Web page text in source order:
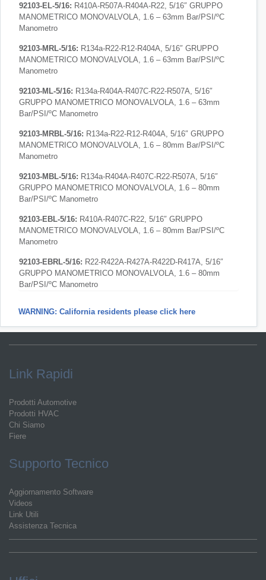
92103-EL-5/16: R410A-R507A-R404A-R22, 5/16″ GRUPPO
MANOMETRICO MONOVALVOLA, 1.6 – 63mm Bar/PSI/ºC
Manometro
92103-MRL-5/16: R134a-R22-R12-R404A, 5/16″ GRUPPO
MANOMETRICO MONOVALVOLA, 1.6 – 63mm Bar/PSI/ºC
Manometro
92103-ML-5/16: R134a-R404A-R407C-R22-R507A, 5/16″
GRUPPO MANOMETRICO MONOVALVOLA, 1.6 – 63mm
Bar/PSI/ºC Manometro
92103-MRBL-5/16: R134a-R22-R12-R404A, 5/16″ GRUPPO
MANOMETRICO MONOVALVOLA, 1.6 – 80mm Bar/PSI/ºC
Manometro
92103-MBL-5/16: R134a-R404A-R407C-R22-R507A, 5/16″
GRUPPO MANOMETRICO MONOVALVOLA, 1.6 – 80mm
Bar/PSI/ºC Manometro
92103-EBL-5/16: R410A-R407C-R22, 5/16″ GRUPPO
MANOMETRICO MONOVALVOLA, 1.6 – 80mm Bar/PSI/ºC
Manometro
92103-EBRL-5/16: R22-R422A-R427A-R422D-R417A, 5/16″
GRUPPO MANOMETRICO MONOVALVOLA, 1.6 – 80mm
Bar/PSI/ºC Manometro
WARNING: California residents please click here
Link Rapidi
Prodotti Automotive
Prodotti HVAC
Chi Siamo
Fiere
Supporto Tecnico
Aggiornamento Software
Videos
Link Utili
Assistenza Tecnica